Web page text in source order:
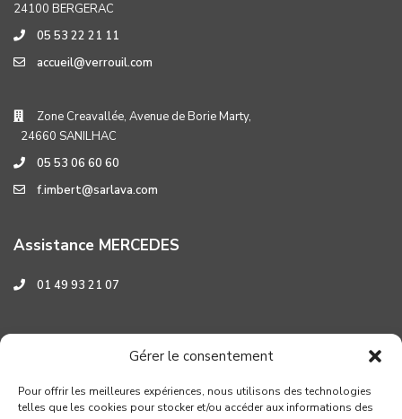
Gérer le consentement
Pour offrir les meilleures expériences, nous utilisons des technologies
telles que les cookies pour stocker et/ou accéder aux informations des
24100 BERGERAC
05 53 22 21 11
accueil@verrouil.com
Zone Creavallée, Avenue de Borie Marty,
24660 SANILHAC
05 53 06 60 60
f.imbert@sarlava.com
Assistance MERCEDES
01 49 93 21 07
Assistance HYUNDAI